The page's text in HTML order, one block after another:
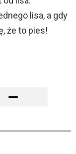
lisa, a gdy
że to pies!